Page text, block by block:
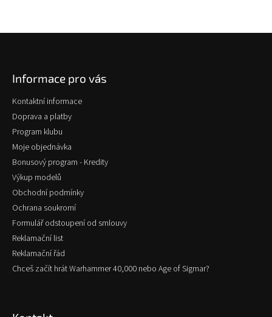
Informace pro vás
Kontaktní informace
Doprava a platby
Program klubu
Moje objednávka
Bonusový program - Kredity
Výkup modelů
Obchodní podmínky
Ochrana soukromí
Formulář odstoupení od smlouvy
Reklamační list
Reklamační řád
Chceš začít hrát Warhammer 40,000 nebo Age of Sigmar?